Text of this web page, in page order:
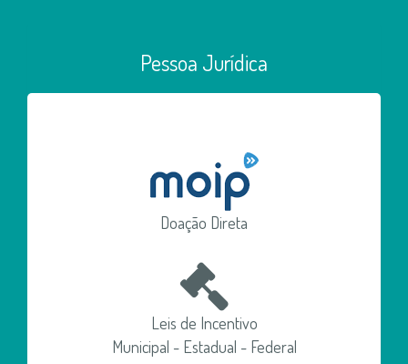
Pessoa Jurídica
Doação Direta
Leis de Incentivo
Municipal - Estadual - Federal